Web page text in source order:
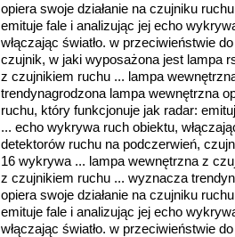
opiera swoje działanie na czujniku
emituje fale i analizując jej echo
włączając światło. w przeciwieństwie
czujnik, w jaki wyposażona jest lampa
z czujnikiem ruchu ... lampa
trendynagrodzona lampa wewnętrzna
ruchu, który funkcjonuje jak radar:
... echo wykrywa ruch obiektu,
detektorów ruchu na podczerwień,
16 wykrywa ... lampa wewnętrzna z
z czujnikiem ruchu ... wyznacza
opiera swoje działanie na czujniku
emituje fale i analizując jej echo
włączając światło. w przeciwieństwie